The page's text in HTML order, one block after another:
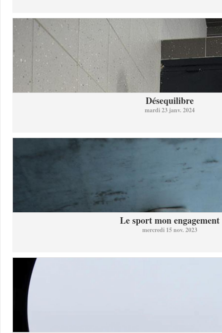
Désequilibre
mardi 23 janv. 2024
Le sport mon engagement
mercredi 15 nov. 2023